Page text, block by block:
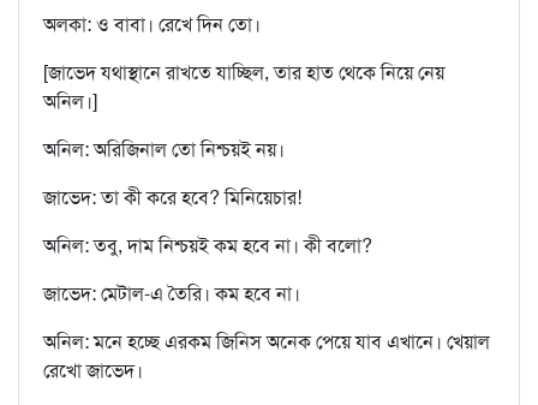
অলকা: ও বাবা। রেখে দিন তো।
[জাভেদ যথাস্থানে রাখতে যাচ্ছিল, তার হাত থেকে নিয়ে নেয়
অনিল।]
অনিল: অরিজিনাল তো নিশ্চয়ই নয়।
জাভেদ: তা কী করে হবে? মিনিয়েচার!
অনিল: তবু, দাম নিশ্চয়ই কম হবে না। কী বলো?
জাভেদ: মেটাল-এ তৈরি। কম হবে না।
অনিল: মনে হচ্ছে এরকম জিনিস অনেক পেয়ে যাব এখানে। খেয়াল
রেখো জাভেদ।